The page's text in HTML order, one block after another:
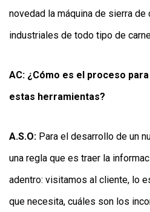
novedad la máquina de sierra de
industriales de todo tipo de
AC: ¿Cómo es el proceso
estas herramientas?
A.S.O: Para el desarrollo de un
una regla que es traer la
adentro: visitamos al cliente, lo
que necesita, cuáles son los